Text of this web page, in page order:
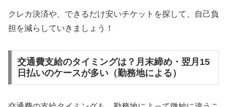
クレカ決済や、できるだけ安いチケットを探して、自己負
担を減らしていきましょう！
交通費支給のタイミングは？月末締め・翌月15
日払いのケースが多い（勤務地による）